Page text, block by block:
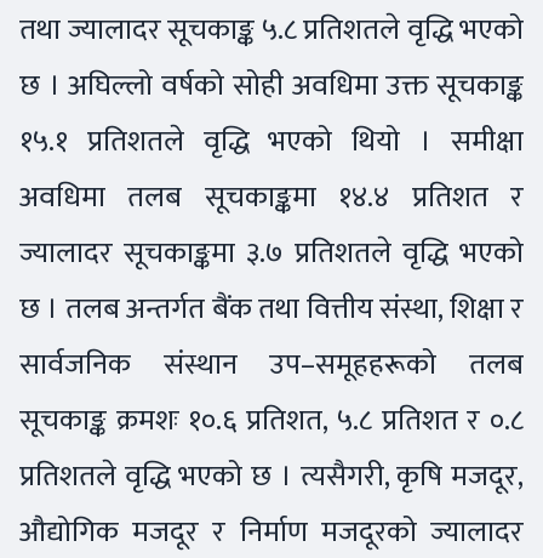
तथा ज्यालादर सूचकाङ्क ५.८ प्रतिशतले वृद्धि भएको
छ । अघिल्लो वर्षको सोही अवधिमा उक्त सूचकाङ्क
१५.१ प्रतिशतले वृद्धि भएको थियो । समीक्षा
अवधिमा तलब सूचकाङ्कमा १४.४ प्रतिशत र
ज्यालादर सूचकाङ्कमा ३.७ प्रतिशतले वृद्धि भएको
छ । तलब अन्तर्गत बैंक तथा वित्तीय संस्था, शिक्षा र
सार्वजनिक संस्थान उप–समूहहरूको तलब
सूचकाङ्क क्रमशः १०.६ प्रतिशत, ५.८ प्रतिशत र ०.८
प्रतिशतले वृद्धि भएको छ । त्यसैगरी, कृषि मजदूर,
औद्योगिक मजदूर र निर्माण मजदूरको ज्यालादर